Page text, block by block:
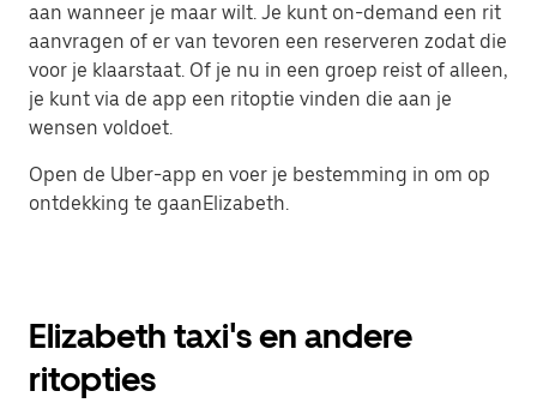
aan wanneer je maar wilt. Je kunt on-demand een rit
aanvragen of er van tevoren een reserveren zodat die
voor je klaarstaat. Of je nu in een groep reist of alleen,
je kunt via de app een ritoptie vinden die aan je
wensen voldoet.
Open de Uber-app en voer je bestemming in om op
ontdekking te gaanElizabeth.
Elizabeth taxi's en andere
ritopties